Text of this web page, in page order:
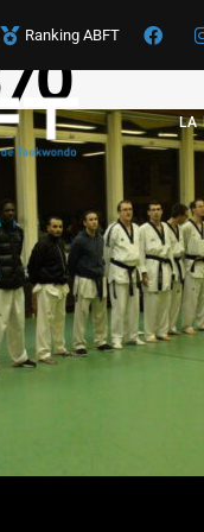
Ranking ABFT
LA